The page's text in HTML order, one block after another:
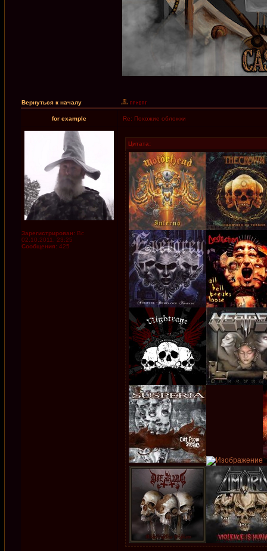
Вернуться к началу
for example Re: Похожие обложки
Зарегистрирован: Вс
02.10.2011, 23:25
Сообщения: 425
Цитата: